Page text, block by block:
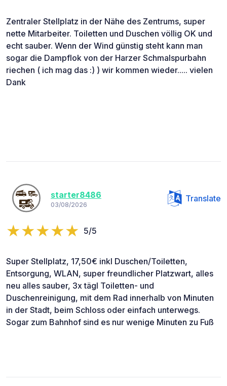
Zentraler Stellplatz in der Nähe des Zentrums, super
nette Mitarbeiter. Toiletten und Duschen völlig OK und
echt sauber. Wenn der Wind günstig steht kann man
sogar die Dampflok von der Harzer Schmalspurbahn
riechen ( ich mag das :) ) wir kommen wieder..... vielen
Dank
starter8486
03/08/2026
Translate
5/5
Super Stellplatz, 17,50€ inkl Duschen/Toiletten,
Entsorgung, WLAN, super freundlicher Platzwart, alles
neu alles sauber, 3x tägl Toiletten- und
Duschenreinigung, mit dem Rad innerhalb von Minuten
in der Stadt, beim Schloss oder einfach unterwegs.
Sogar zum Bahnhof sind es nur wenige Minuten zu Fuß